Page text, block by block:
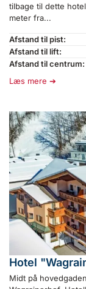
tilbage til dette
meter fra...
Afstand til pist:
Afstand til lift:
Afstand til centrum:
Læs mere
Hotel
Midt på